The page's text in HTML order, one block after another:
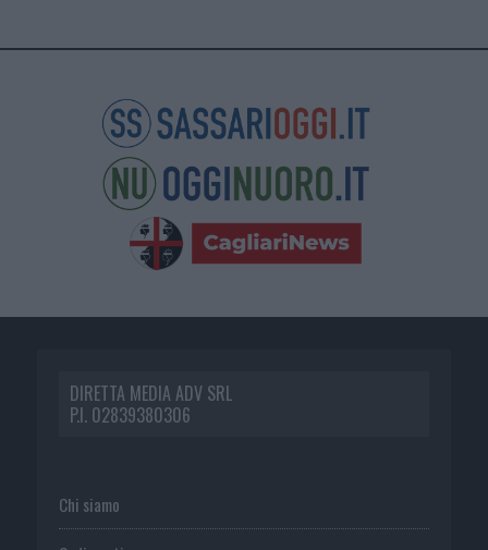
DIRETTA MEDIA ADV SRL
P.I. 02839380306
Chi siamo